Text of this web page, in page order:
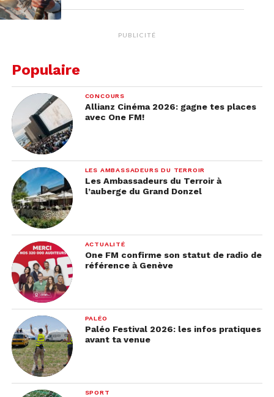
Il est suivi de près parAnnette
est nommé dans 11 catégories. Le film musical
porté parAdam Driveret
manifestement séduit par ses qualités artistiques.
PUBLICITÉ
Populaire
CONCOURS
Allianz Cinéma 2026: gagne tes places
avec One FM!
LES AMBASSADEURS DU TERROIR
Les Ambassadeurs du Terroir à
l’auberge du Grand Donzel
ACTUALITÉ
One FM confirme son statut de radio de
référence à Genève
PALÉO
Paléo Festival 2026: les infos pratiques
avant ta venue
SPORT